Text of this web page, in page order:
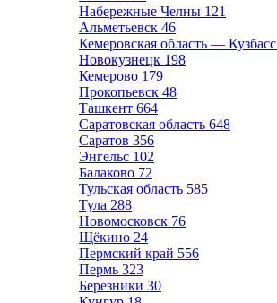
Набережные Челны 121
Альметьевск 46
Кемеровская область — Кузбасс
Новокузнецк 198
Кемерово 179
Прокопьевск 48
Ташкент 664
Саратовская область 648
Саратов 356
Энгельс 102
Балаково 72
Тульская область 585
Тула 288
Новомосковск 76
Щёкино 24
Пермский край 556
Пермь 323
Березники 30